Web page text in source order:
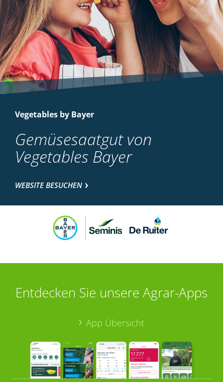
Vegetables by Bayer
Gemüsesaatgut von
Vegetables Bayer
WEBSITE BESUCHEN
Entdecken Sie unsere Agrar-Apps
App Übersicht